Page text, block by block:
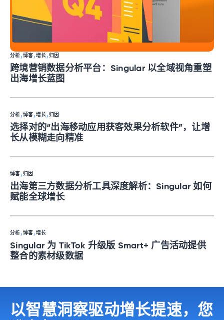
分析, 博客, 增长, 归因
跨境营销数据分析平台：Singular 以全域视角重塑
出海增长蓝图
分析, 博客, 增长, 归因
选择对的“出海移动应用获客效果分析软件”，让增
长从模糊走向精准
博客, 归因
出海第三方数据分析工具深度解析：Singular 如何
赋能全球增长
分析, 博客, 增长
Singular 为 TikTok 升级版 Smart+ 广告活动提供
整合的素材级数据
以智慧洞察驱动增长提速，您